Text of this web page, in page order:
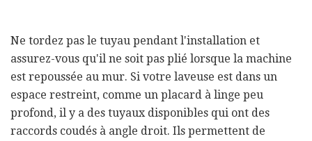
Ne tordez pas le tuyau pendant l'installation et
assurez-vous qu'il ne soit pas plié lorsque la machine
est repoussée au mur. Si votre laveuse est dans un
espace restreint, comme un placard à linge peu
profond, il y a des tuyaux disponibles qui ont des
raccords coudés à angle droit. Ils permettent de